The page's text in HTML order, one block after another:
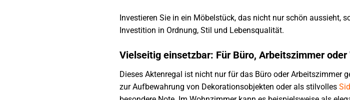
Investieren Sie in ein Möbelstück, das nicht nur schön aussieht,
Investition in Ordnung, Stil und Lebensqualität.
Vielseitig einsetzbar: Für Büro, Arbeitszimmer oder
Dieses Aktenregal ist nicht nur für das Büro oder Arbeitszimmer
zur Aufbewahrung von Dekorationsobjekten oder als stilvolles